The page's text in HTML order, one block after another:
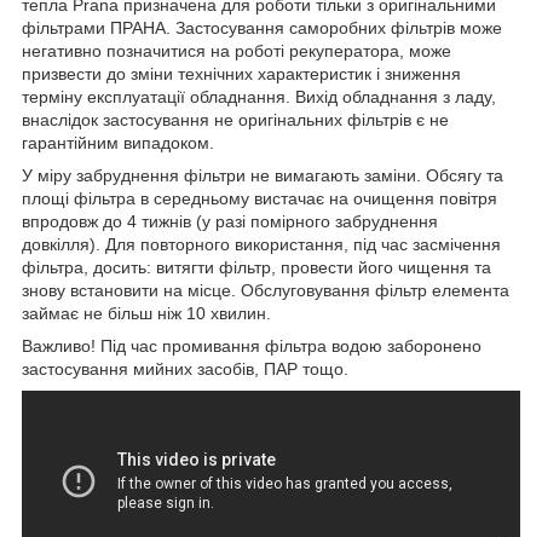
тепла Prana призначена для роботи тільки з оригінальними
фільтрами ПРАНА. Застосування саморобних фільтрів може
негативно позначитися на роботі рекуператора, може
призвести до зміни технічних характеристик і зниження
терміну експлуатації обладнання. Вихід обладнання з ладу,
внаслідок застосування не оригінальних фільтрів є не
гарантійним випадоком.
У міру забруднення фільтри не вимагають заміни. Обсягу та
площі фільтра в середньому вистачає на очищення повітря
впродовж до 4 тижнів (у разі помірного забруднення
довкілля). Для повторного використання, під час засмічення
фільтра, досить: витягти фільтр, провести його чищення та
знову встановити на місце. Обслуговування фільтр елемента
займає не більш ніж 10 хвилин.
Важливо! Під час промивання фільтра водою заборонено
застосування мийних засобів, ПАР тощо.